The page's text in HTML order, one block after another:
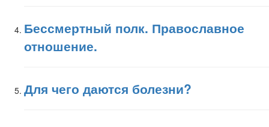
Бессмертный полк. Православное
отношение.
Для чего даются болезни?